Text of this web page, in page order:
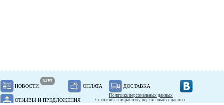
НОВОСТИ
NEW!
ОПЛАТА ДОСТАВКА
ОТЗЫВЫ И ПРЕДЛОЖЕНИЯ
Политика персональных данных
Согласие на обработку персональных данных